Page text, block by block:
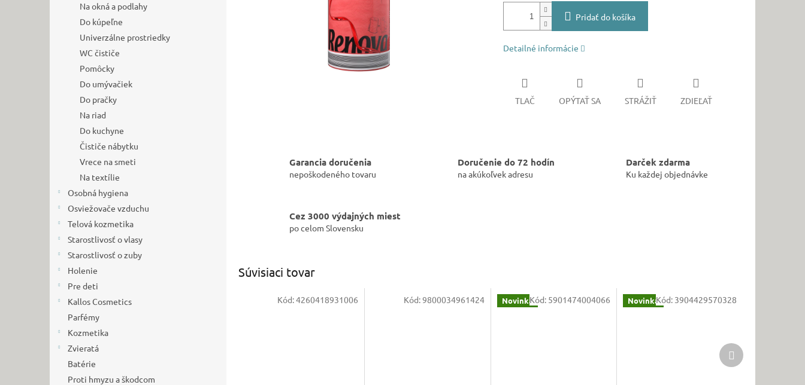
Na okná a podlahy
Do kúpeľne
Univerzálne prostriedky
WC čističe
Pomôcky
Do umývačiek
Do pračky
Na riad
Do kuchyne
Čističe nábytku
Vrece na smeti
Na textílie
Osobná hygiena
Osviežovače vzduchu
Telová kozmetika
Starostlivosť o vlasy
Starostlivosť o zuby
Holenie
Pre deti
Kallos Cosmetics
Parfémy
Kozmetika
Zvieratá
Batérie
Proti hmyzu a škodcom
Pridať do košíka
Detailné informácie
TLAČ OPÝTAŤ SA STRÁŽIŤ ZDIEĽAŤ
Garancia doručenia
nepoškodeného tovaru
Doručenie do 72 hodín
na akúkoľvek adresu
Darček zdarma
Ku každej objednávke
Cez 3000 výdajných miest
po celom Slovensku
Súvisiaci tovar
Kód:4260418931006 Kód:9800034961424 NovinkaKód: 5901474004066 NovinkaKód: 3904429570328
Ďalší
produkt